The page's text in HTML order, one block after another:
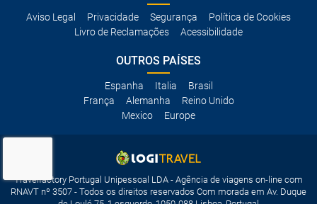
Aviso Legal Privacidade Segurança
Política de Cookies
Livro de Reclamações
Acessibilidade
OUTROS PAÍSES
Espanha Italia
Brasil
França
Alemanha
Reino Unido
Mexico
Europe
Travelfactory Portugal Unipessoal LDA - Agência de viagens on-line com
RNAVT nº 3507 - Todos os direitos reservados Com morada em Av. Duque